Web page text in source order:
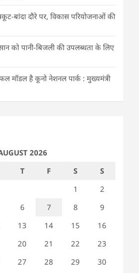
बांदा दौरे पर, विकास परियोजनाओं की
को पानी-बिजली की उपलब्धता के लिए
मॉडल है कूनो नेशनल पार्क : मुख्यमंत्री
2026
T F S
S
1
2
6 7 8
9
13 14 15
16
20 21 22
23
27 28 29
30